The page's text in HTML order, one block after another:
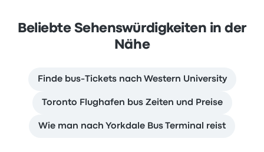
Beliebte Sehenswürdigkeiten in der
Nähe
Finde bus-Tickets nach Western University
Toronto Flughafen bus Zeiten und Preise
Wie man nach Yorkdale Bus Terminal reist